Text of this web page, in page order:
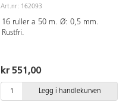
Art.nr: 162093
16 ruller a 50 m. Ø: 0,5 mm.
Rustfri.
kr 551,00
Legg i handlekurven